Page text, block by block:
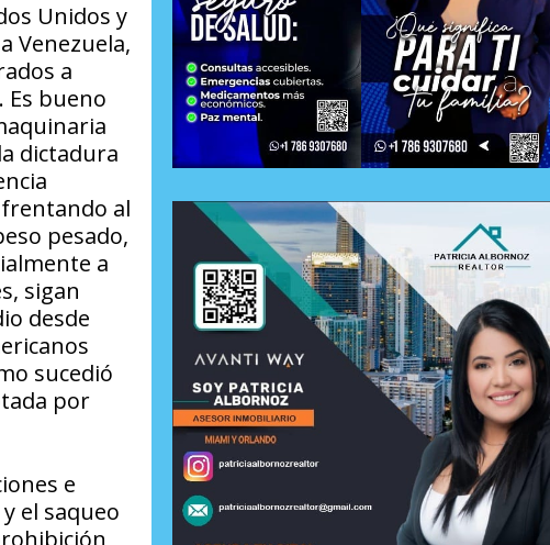
Unidos y
Venezuela,
a
Es bueno
dictadura
al
pesado,
a
sigan
desde
sucedió
por
e
el saqueo